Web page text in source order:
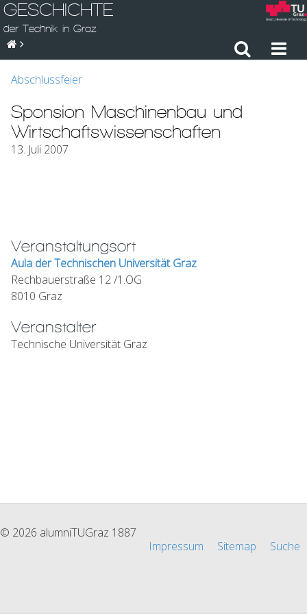
GESCHICHTE
der Technik in Graz
Abschlussfeier
Sponsion Maschinenbau und
Wirtschaftswissenschaften
13. Juli 2007
Veranstaltungsort
Aula der Technischen Universität Graz
Rechbauerstraße 12 /1.OG
8010 Graz
Veranstalter
Technische Universität Graz
© 2026 alumniTUGraz 1887
Impressum
Sitemap Suche